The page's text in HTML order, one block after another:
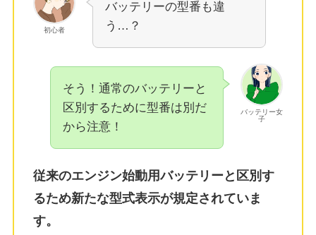
初心者
バッテリーの型番も違
う…？
バッテリー女
子
そう！通常のバッテリーと
区別するために型番は別だ
から注意！
従来のエンジン始動用バッテリーと区別す
るため新たな型式表示が規定されていま
す。